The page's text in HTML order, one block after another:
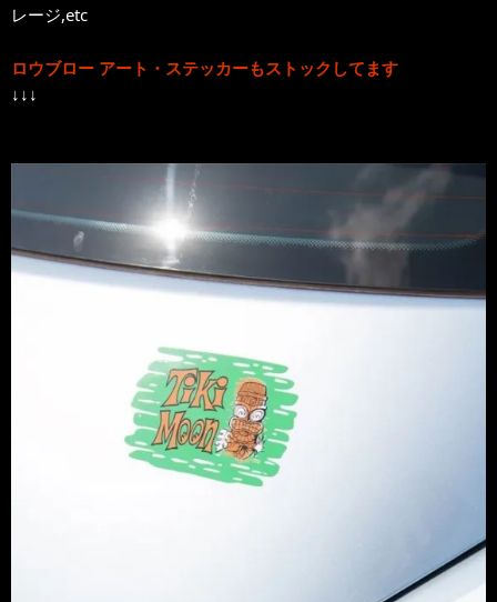
レージ,etc
ロウブロー アート・ステッカーもストックしてます
↓↓↓